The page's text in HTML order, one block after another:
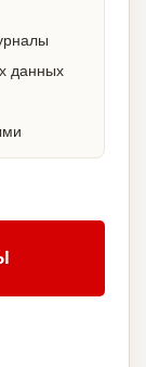
данных